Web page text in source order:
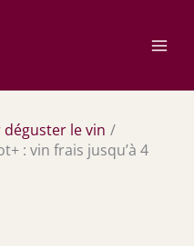
le vin
: vin frais jusqu’à 4